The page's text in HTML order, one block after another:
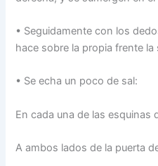
• Seguidamente con los
hace sobre la propia frente la
• Se echa un poco de sal:
En cada una de las esquinas
A ambos lados de la puerta